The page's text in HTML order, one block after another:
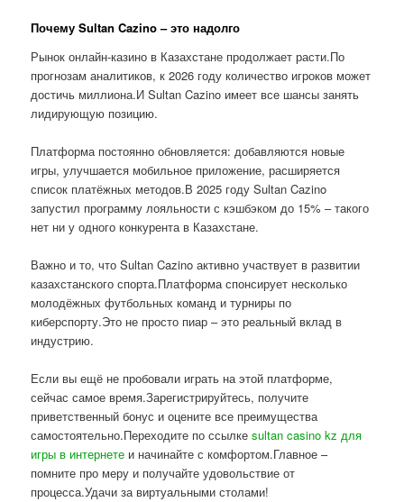
Почему Sultan Cazino – это надолго
Рынок онлайн-казино в Казахстане продолжает расти.По
прогнозам аналитиков, к 2026 году количество игроков может
достичь миллиона.И Sultan Cazino имеет все шансы занять
лидирующую позицию.
Платформа постоянно обновляется: добавляются новые
игры, улучшается мобильное приложение, расширяется
список платёжных методов.В 2025 году Sultan Cazino
запустил программу лояльности с кэшбэком до 15% – такого
нет ни у одного конкурента в Казахстане.
Важно и то, что Sultan Cazino активно участвует в развитии
казахстанского спорта.Платформа спонсирует несколько
молодёжных футбольных команд и турниры по
киберспорту.Это не просто пиар – это реальный вклад в
индустрию.
Если вы ещё не пробовали играть на этой платформе,
сейчас самое время.Зарегистрируйтесь, получите
приветственный бонус и оцените все преимущества
самостоятельно.Переходите по ссылкеsultan casino kz для
игры в интернете и начинайте с комфортом.Главное –
помните про меру и получайте удовольствие от
процесса.Удачи за виртуальными столами!